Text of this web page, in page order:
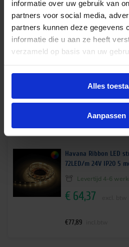
informatie over uw gebruik van
partners voor social media,
partners kunnen deze gegevens
informatie die u aan ze heeft
verzameld op basis van uw
Alles
Aanpassen
Havana Ribbon LED
72LED/m 24V IP20 5
€77,89
Havana Ribbon LED
72LED/m 24V IP20 5
Levertijd 4-6
€ 64,37
€77,89